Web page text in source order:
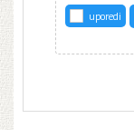
uporedi